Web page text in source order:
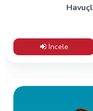
İncele